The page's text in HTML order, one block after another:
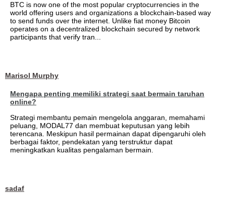
BTC is now one of the most popular cryptocurrencies in the
world offering users and organizations a blockchain-based way
to send funds over the internet. Unlike fiat money Bitcoin
operates on a decentralized blockchain secured by network
participants that verify tran...
Marisol Murphy
Mengapa penting memiliki strategi saat bermain taruhan
online?
Strategi membantu pemain mengelola anggaran, memahami
peluang, MODAL77 dan membuat keputusan yang lebih
terencana. Meskipun hasil permainan dapat dipengaruhi oleh
berbagai faktor, pendekatan yang terstruktur dapat
meningkatkan kualitas pengalaman bermain.
sadaf